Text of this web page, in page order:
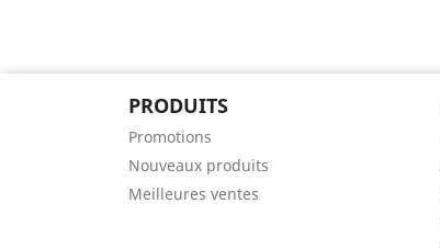
PRODUITS
Promotions
Nouveaux produits
Meilleures ventes